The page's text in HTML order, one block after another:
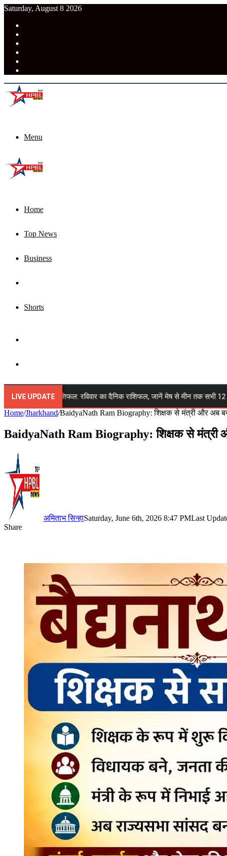
Saturday, August 8 2026
Menu
Home
Top News
Business
Shorts
for
LIVE UPDATE
2026 राशिफल: रविवार का दैनिक राशिफल, जानें मेष से मीन तक सभी 12 राशियों
Home/Jharkhand/BaidyaNath Ram Biography: शिक्षक से मंत्री और अब
BaidyaNath Ram Biography: शिक्षक से मंत्री
अमिताभ सिन्हाSaturday, June 6th, 2026 8:47 PMLast
Share